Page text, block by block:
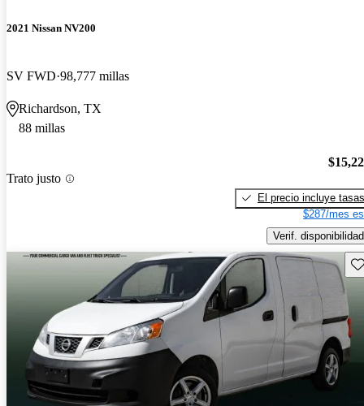
2021 Nissan NV200
SV FWD 98,777 millas
Richardson, TX
88 millas
Trato justo
El precio incluye tasas
$287/mes
Verif. disponibilidad